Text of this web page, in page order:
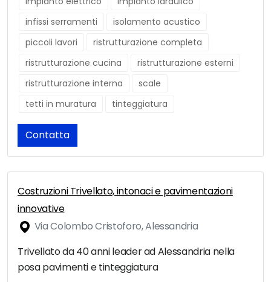
infissi serramenti
isolamento acustico
piccoli lavori
ristrutturazione completa
ristrutturazione cucina
ristrutturazione esterni
ristrutturazione interna
scale
tetti in muratura
tinteggiatura
Contatta
Costruzioni Trivellato, intonaci e pavimentazioni
innovative
Via Colombo Cristoforo, Alessandria
Trivellato da 40 anni leader ad Alessandria nella
posa pavimenti e tinteggiatura